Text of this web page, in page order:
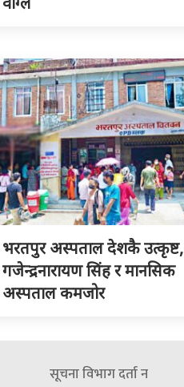
भरतपुर अस्पताल देशकै उत्कृष्ट,
गजेन्द्रनारायण सिंह र मानसिक
अस्पताल कमजोर
सूचना विभाग दर्ता न